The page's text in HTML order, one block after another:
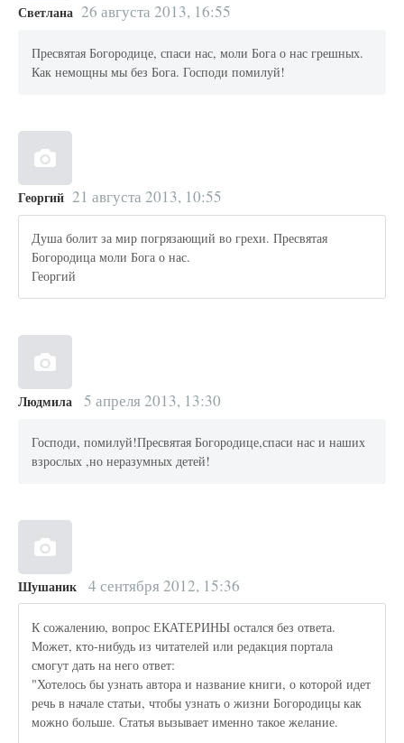
Светлана 26 августа 2013, 16:55
Пресвятая Богородице, спаси нас, моли Бога о нас грешных.
Как немощны мы без Бога. Господи помилуй!
Георгий 21 августа 2013, 10:55
Душа болит за мир погрязающий во грехи. Пресвятая
Богородица моли Бога о нас.
Георгий
Людмила 5 апреля 2013, 13:30
Господи, помилуй!Пресвятая Богородице,спаси нас и наших
взрослых ,но неразумных детей!
Шушаник 4 сентября 2012, 15:36
К сожалению, вопрос ЕКАТЕРИНЫ остался без ответа.
Может, кто-нибудь из читателей или редакция портала
смогут дать на него ответ:
"Хотелось бы узнать автора и название книги, о которой идет
речь в начале статьи, чтобы узнать о жизни Богородицы как
можно больше. Статья вызывает именно такое желание.